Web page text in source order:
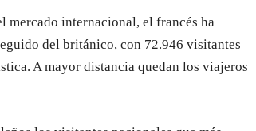
mercado internacional, el francés ha
del británico, con 72.946 visitantes
A mayor distancia quedan los viajeros